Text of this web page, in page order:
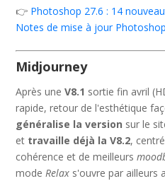
👉 Photoshop 27.6 : 14
Notes de mise à jour
Midjourney
Après uneV8.1 sortie fin avril
rapide, retour de l'esthétique
généralise la version sur le
et travaille déjà la V8.2,
cohérence et de meilleurs
modeRelax s'ouvre par ailleurs